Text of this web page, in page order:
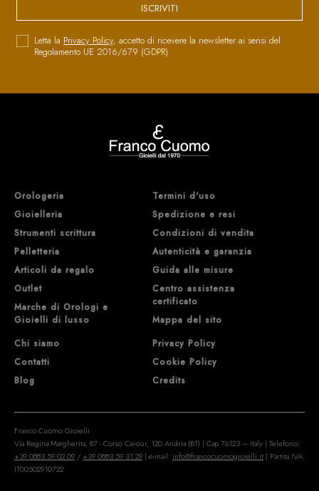
ISCRIVITI
Letta la Privacy Policy, accetto di ricevere la newsletter ai sensi del
Regolamento UE 2016/679 (GDPR)
Orologeria
Gioielleria
Strumenti scrittura
Pelletteria
Articoli da regalo
Outlet
Marche di Orologi e
Gioielli di lusso
Chi siamo
Contatti
Blog
Termini d'uso
Spedizione e resi
Condizioni di vendita
Autenticità e garanzia
Guida alle misure
Centro assistenza
certificato
Mappa del sito
Privacy Policy
Cookie Policy
Credits
Franco Cuomo Gioielli
Via Regina Margherita, 87 - Corso Cavour, 120 Andria (BT) | Cap 76123 – Italy | Telefono:
+39 0883 59 02 09 / +39 0883 59 31 29 | e-mail: info@francocuomogioielli.it | Partita IVA:
IT00502910722